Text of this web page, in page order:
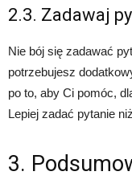
2.3. Zadawaj
Nie bój się zadawać
potrzebujesz
po to, aby Ci pomóc,
Lepiej zadać pytanie
3.